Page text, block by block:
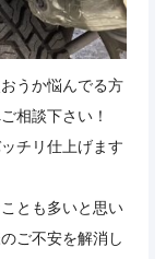
うか悩んでる方
相談下さい！
チリ仕上げます
とも多いと思い
ご不安を解消し